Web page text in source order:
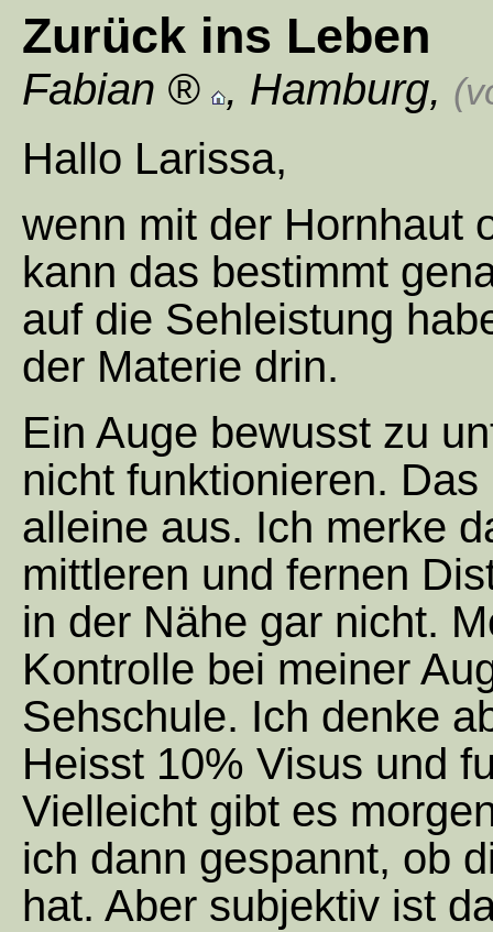
Zurück ins Leben
Fabian , Hamburg,
Hallo Larissa,
wenn mit der Hornhaut
kann das bestimmt
auf die Sehleistung
der Materie drin.
Ein Auge bewusst zu
nicht funktionieren.
alleine aus. Ich merke
mittleren und fernen
in der Nähe gar nicht.
Kontrolle bei meiner
Sehschule. Ich denke
Heisst 10% Visus und
Vielleicht gibt es
ich dann gespannt, ob
hat. Aber subjektiv ist